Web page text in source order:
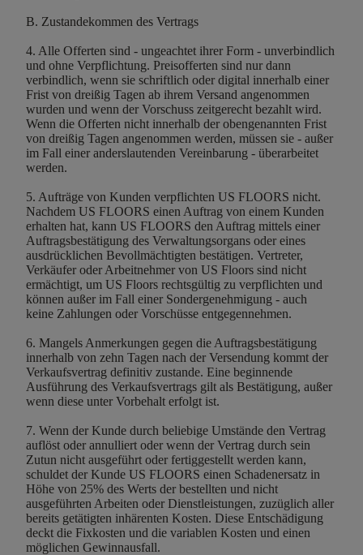
B. Zustandekommen des Vertrags
4. Alle Offerten sind - ungeachtet ihrer Form - unverbindlich
und ohne Verpflichtung. Preisofferten sind nur dann
verbindlich, wenn sie schriftlich oder digital innerhalb einer
Frist von dreißig Tagen ab ihrem Versand angenommen
wurden und wenn der Vorschuss zeitgerecht bezahlt wird.
Wenn die Offerten nicht innerhalb der obengenannten Frist
von dreißig Tagen angenommen werden, müssen sie - außer
im Fall einer anderslautenden Vereinbarung - überarbeitet
werden.
5. Aufträge von Kunden verpflichten US FLOORS nicht.
Nachdem US FLOORS einen Auftrag von einem Kunden
erhalten hat, kann US FLOORS den Auftrag mittels einer
Auftragsbestätigung des Verwaltungsorgans oder eines
ausdrücklichen Bevollmächtigten bestätigen. Vertreter,
Verkäufer oder Arbeitnehmer von US Floors sind nicht
ermächtigt, um US Floors rechtsgültig zu verpflichten und
können außer im Fall einer Sondergenehmigung - auch
keine Zahlungen oder Vorschüsse entgegennehmen.
6. Mangels Anmerkungen gegen die Auftragsbestätigung
innerhalb von zehn Tagen nach der Versendung kommt der
Verkaufsvertrag definitiv zustande. Eine beginnende
Ausführung des Verkaufsvertrags gilt als Bestätigung, außer
wenn diese unter Vorbehalt erfolgt ist.
7. Wenn der Kunde durch beliebige Umstände den Vertrag
auflöst oder annulliert oder wenn der Vertrag durch sein
Zutun nicht ausgeführt oder fertiggestellt werden kann,
schuldet der Kunde US FLOORS einen Schadenersatz in
Höhe von 25% des Werts der bestellten und nicht
ausgeführten Arbeiten oder Dienstleistungen, zuzüglich aller
bereits getätigten inhärenten Kosten. Diese Entschädigung
deckt die Fixkosten und die variablen Kosten und einen
möglichen Gewinnausfall.